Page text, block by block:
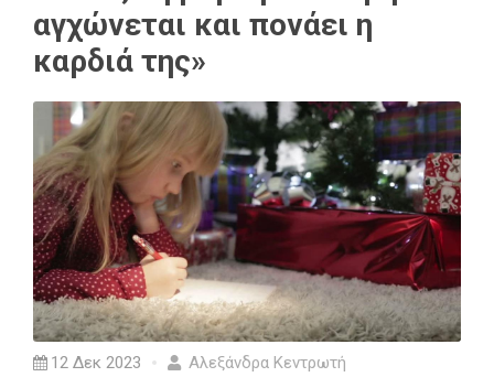
αγχώνεται και πονάει η
καρδιά της»
12 Δεκ 2023
Αλεξάνδρα Κεντρωτή